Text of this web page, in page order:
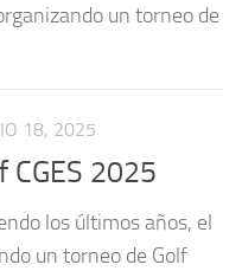
un torneo de
18, 2025
CGES 2025
los últimos años, el
un torneo de Golf